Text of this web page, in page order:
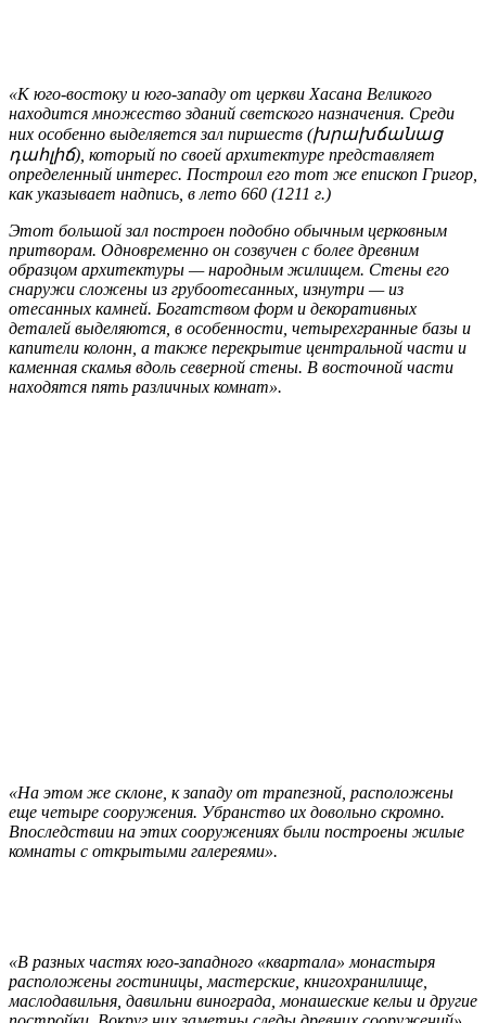
«К юго-востоку и юго-западу от церкви Хасана Великого
находится множество зданий светского назначения. Среди
них особенно выделяется зал пиршеств (խրախճանաց
դահլիճ), который по своей архитектуре представляет
определенный интерес. Построил его тот же епископ Григор,
как указывает надпись, в лето 660 (1211 г.)
Этот большой зал построен подобно обычным церковным
притворам. Одновременно он созвучен с более древним
образцом архитектуры — народным жилищем. Стены его
снаружи сложены из грубоотесанных, изнутри — из
отесанных камней. Богатством форм и декоративных
деталей выделяются, в особенности, четырехгранные базы и
капители колонн, а также перекрытие центральной части и
каменная скамья вдоль северной стены. В восточной части
находятся пять различных комнат».
«На этом же склоне, к западу от трапезной, расположены
еще четыре сооружения. Убранство их довольно скромно.
Впоследствии на этих сооружениях были построены жилые
комнаты с открытыми галереями».
«В разных частях юго-западного «квартала» монастыря
расположены гостиницы, мастерские, книгохранилище,
маслодавильня, давильни винограда, монашеские кельи и другие